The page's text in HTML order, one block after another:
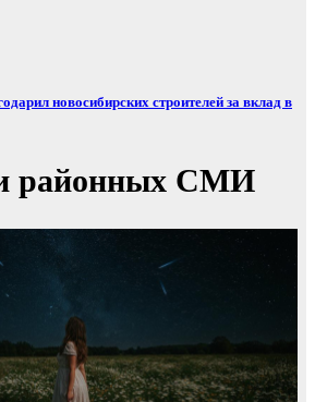
новосибирских строителей за вклад в